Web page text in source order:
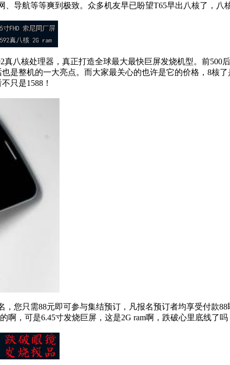
导航等等爽到极致。众多机友早已盼望T65早出八核了，
八核处理器，真正打造全球最大最快巨屏发烧机型。前500
是整机的一大亮点。而大家最关心的也许是它的价格，8核
只是1588！
您只需88元即可参与集结预订，凡报名预订者均享受付款
啊，可是6.45寸发烧巨屏，这是2G ram啊，跌破心里底线了